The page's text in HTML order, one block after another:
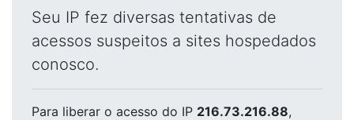
Seu IP fez diversas tentativas de
acessos suspeitos a sites hospedados
conosco.
Para liberar o acesso do IP 216.73.216.88,